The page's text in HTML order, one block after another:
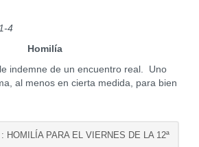
4
Homilía
de un encuentro real. Uno
al menos en cierta medida, para bien
HOMILÍA PARA EL VIERNES DE LA 12ª